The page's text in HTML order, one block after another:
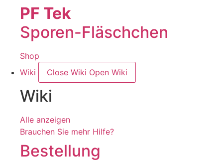
PF Tek
Sporen-Fläschchen
Shop
Wiki
Close Wiki Open Wiki
Wiki
Alle anzeigen
Brauchen Sie mehr Hilfe?
Bestellung